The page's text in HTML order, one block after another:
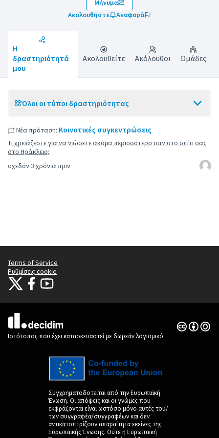
Μήνυμα
Ακολουθήστε
Αναφορά
Η
δραστηριότητά
μου
Ακολουθείτε Ακόλουθοι Ομάδες
Όλοι οι τύποι δραστηριότητας
σχεδόν 3 χρόνια πριν
Νέα πρόταση: Κοινοτικές συγκεντρώσεις
Τι χρειάζεστε για να νιώσετε ακόμα περισσότερο σαν στο σπίτι σας
στο Ηράκλειο;
Terms of Service
Ρυθμίσεις cookie
Citizens Participation Portal at X
Ο οργανισμός Citizens Participation Portal στο Facebook
Ο οργανισμός Citizens Participation Portal στο YouTube
(Εξωτερική σύνδεση)
Ιστότοπος που έχει κατασκευαστεί με δωρεάν λογισμικό.
Άδεια
(Εξωτερική
Συγχρηματοδοτείται από την Ευρωπαϊκή
Ένωση. Οι απόψεις και οι γνώμες που
εκφράζονται είναι ωστόσο μόνο αυτές του/
των συγγραφέα/συγγραφέων και δεν
αντικατοπτρίζουν απαραίτητα εκείνες της
Ευρωπαϊκής Ένωσης. Ούτε η Ευρωπαϊκή